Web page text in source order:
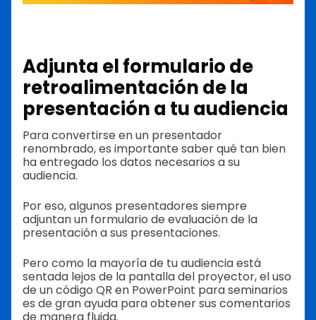
Adjunta el formulario de
retroalimentación de la
presentación a tu audiencia
Para convertirse en un presentador
renombrado, es importante saber qué tan bien
ha entregado los datos necesarios a su
audiencia.
Por eso, algunos presentadores siempre
adjuntan un formulario de evaluación de la
presentación a sus presentaciones.
Pero como la mayoría de tu audiencia está
sentada lejos de la pantalla del proyector, el uso
de un código QR en PowerPoint para seminarios
es de gran ayuda para obtener sus comentarios
de manera fluida.